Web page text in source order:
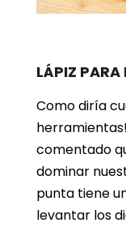
LÁPIZ PARA
Como diría
comentado
dominar
punta tiene
levantar los